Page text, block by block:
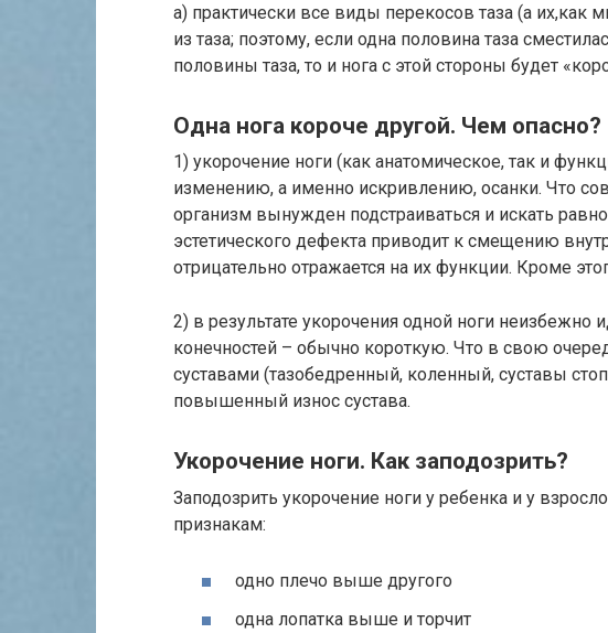
а) практически все виды перекосов таза (а их,как
из таза; поэтому, если одна половина таза
половины таза, то и нога с этой стороны будет
Одна нога короче другой. Чем опасно?
1) укорочение ноги (как анатомическое, так и
изменению, а именно искривлению, осанки. Что
организм вынужден подстраиваться и искать
эстетического дефекта приводит к смещению
отрицательно отражается на их функции. Кроме
2) в результате укорочения одной ноги неизбежно
конечностей – обычно короткую. Что в свою
суставами (тазобедренный, коленный, суставы
повышенный износ сустава.
Укорочение ноги. Как заподозрить?
Заподозрить укорочение ноги у ребенка и у
признакам:
одно плечо выше другого
одна лопатка выше и торчит